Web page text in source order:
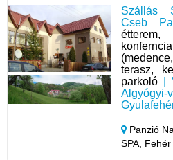
Szállás
Cseb
terasz,
parkoló |
Panzió
SPA,